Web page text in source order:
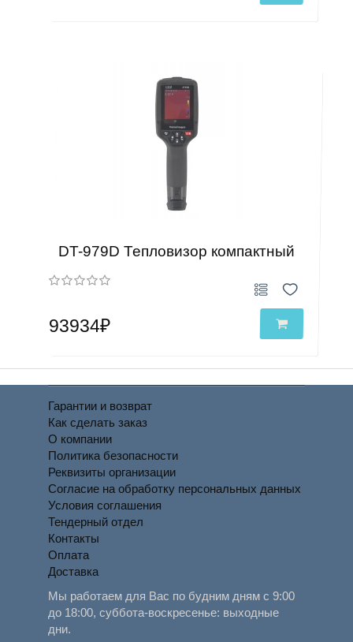
DT-979D Тепловизор компактный
93934₽
Гарантии и возврат
Как сделать заказ
О компании
Политика безопасности
Реквизиты организации
Согласие на обработку персональных данных
Условия соглашения
Тендерный отдел
Контакты
Оплата
Доставка
Мы работаем для Вас по будним дням с 9:00
до 18:00, суббота-воскресенье: выходные
дни.